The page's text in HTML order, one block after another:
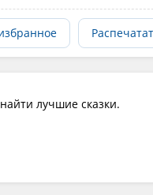
лучшие сказки.